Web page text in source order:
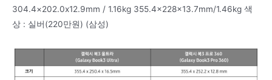
304.4×202.0x12.9mm / 1.16kg 355.4x228x13.7mm/1.46kg 색
상 : 실버(220만원) (삼성)